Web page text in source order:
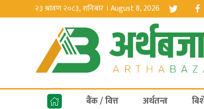
२३ श्रावण २०८३, शनिबार । August 8, 2026
बैंक / वित्त अर्थतन्त्र